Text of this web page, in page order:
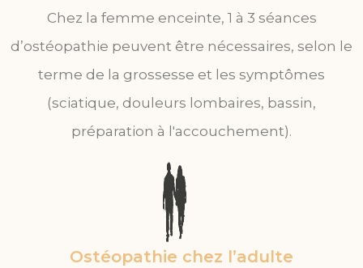
Chez la femme enceinte, 1 à 3 séances
d’ostéopathie peuvent être nécessaires, selon le
terme de la grossesse et les symptômes
(sciatique, douleurs lombaires, bassin,
préparation à l'accouchement).
Ostéopathie chez l’adulte